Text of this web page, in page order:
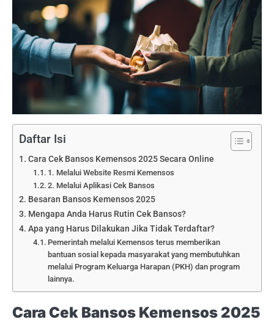
Daftar Isi
Cara Cek Bansos Kemensos 2025 Secara Online
1. Melalui Website Resmi Kemensos
2. Melalui Aplikasi Cek Bansos
Besaran Bansos Kemensos 2025
Mengapa Anda Harus Rutin Cek Bansos?
Apa yang Harus Dilakukan Jika Tidak Terdaftar?
Pemerintah melalui Kemensos terus memberikan
bantuan sosial kepada masyarakat yang membutuhkan
melalui Program Keluarga Harapan (PKH) dan program
lainnya.
Cara Cek Bansos Kemensos 2025